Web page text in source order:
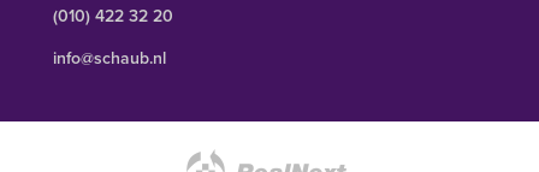
(010) 422 32 20
info@schaub.nl